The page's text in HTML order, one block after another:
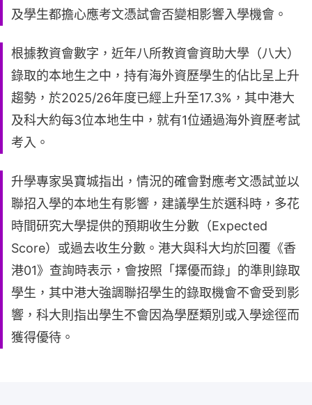
及學生都擔心應考文憑試會否變相影響入學機會。
根據教資會數字，近年八所教資會資助大學（八大）
錄取的本地生之中，持有海外資歷學生的佔比呈上升
趨勢，於2025/26年度已經上升至17.3%，其中港大
及科大約每3位本地生中，就有1位通過海外資歷考試
考入。
升學專家吳寶城指出，情況的確會對應考文憑試並以
聯招入學的本地生有影響，建議學生於選科時，多花
時間研究大學提供的預期收生分數（Expected
Score）或過去收生分數。港大與科大均於回覆《香
港01》查詢時表示，會按照「擇優而錄」的準則錄取
學生，其中港大強調聯招學生的錄取機會不會受到影
響，科大則指出學生不會因為學歷類別或入學途徑而
獲得優待。